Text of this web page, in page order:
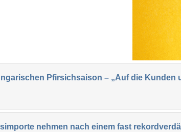
Pfirsichsaison – „Auf die
nehmen nach einem fast